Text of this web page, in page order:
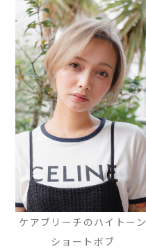
ケアブリーチのハイトーン
ショートボブ